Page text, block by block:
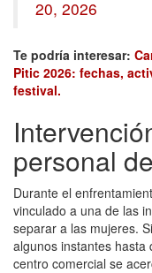
20, 2026
Te podría interesar:
Pitic 2026: fechas,
festival.
personal
Durante el
vinculado a una de las
separar a las mujeres.
algunos instantes hasta
centro comercial se